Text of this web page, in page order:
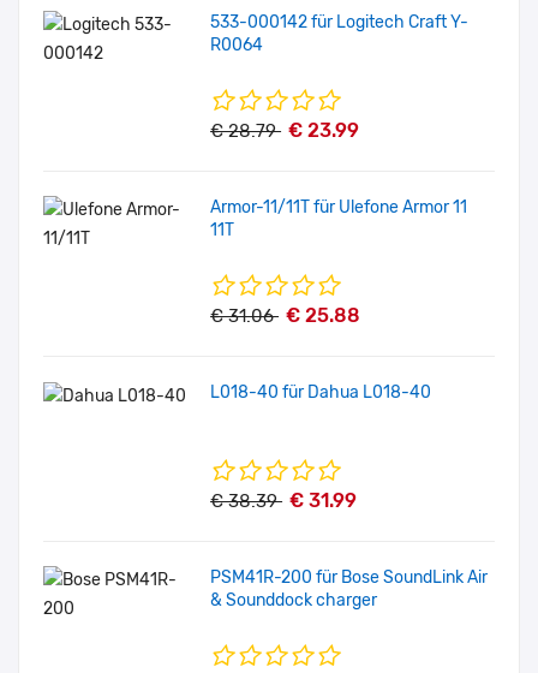
533-000142 für Logitech Craft Y-
R0064
€ 28.79 € 23.99
Armor-11/11T für Ulefone Armor 11
11T
€ 31.06 € 25.88
L018-40 für Dahua L018-40
€ 38.39 € 31.99
PSM41R-200 für Bose SoundLink Air
& Sounddock charger